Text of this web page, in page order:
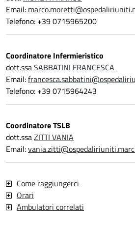
Email:
Telefono: +39 0715965200
Coordinatore Infermieristico
dott.ssaSABBATINI FRANCESCA
Email:
Telefono: +39 0715964243
Coordinatore TSLB
dott.ssaZITTI VANIA
Email:
Come raggiungerci
Orari
Ambulatori correlati